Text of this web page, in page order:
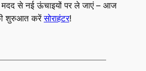
से नई ऊंचाइयों पर ले जाएं – आज
शुरुआत करेंसोराहंटर!